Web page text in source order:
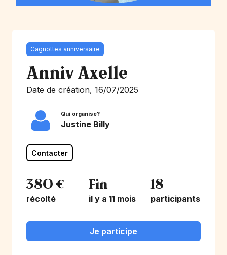
Cagnottes anniversaire
Anniv Axelle
Date de création, 16/07/2025
Qui organise?
Justine Billy
Contacter
380 €
récolté
Fin
il y a 11 mois
18
participants
Je participe